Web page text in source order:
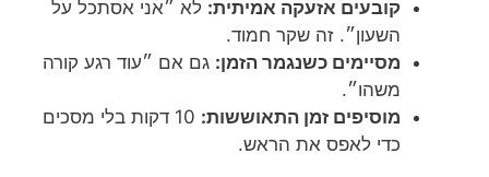
קובעים אזעקה אמיתית: לא ״אני אסתכל על
השעון״. זה שקר חמוד.
מסיימים כשנגמר הזמן: גם אם ״עוד רגע קורה
משהו״.
מוסיפים זמן התאוששות:
10 דקות בלי מסכים
כדי לאפס את הראש.